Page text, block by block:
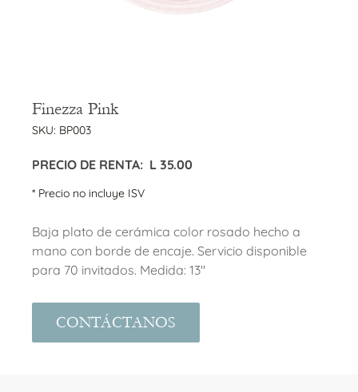
Finezza Pink
SKU: BP003
PRECIO DE RENTA: L 35.00
* Precio no incluye ISV
Baja plato de cerámica color rosado hecho a
mano con borde de encaje. Servicio disponible
para 70 invitados. Medida: 13″
CONTÁCTANOS